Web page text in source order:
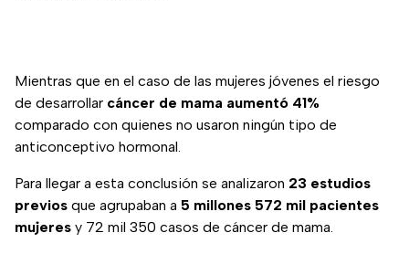
Mientras que en el caso de las mujeres jóvenes el riesgo
de desarrollar cáncer de mama aumentó 41%
comparado con quienes no usaron ningún tipo de
anticonceptivo hormonal.
Para llegar a esta conclusión se analizaron 23 estudios
previos que agrupaban a 5 millones 572 mil pacientes
mujeres y 72 mil 350 casos de cáncer de mama.